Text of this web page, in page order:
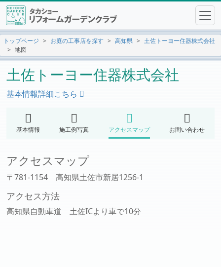
トップページ お庭の工事店を探す 高知県
土佐トーヨー住器株式会社
地図
土佐トーヨー住器株式会社
基本情報詳細こちら
基本情報 施工例写真 アクセスマップ お問い合わせ
アクセスマップ
〒781-1154 高知県土佐市新居1256-1
アクセス方法
高知県自動車道 土佐ICより車で10分